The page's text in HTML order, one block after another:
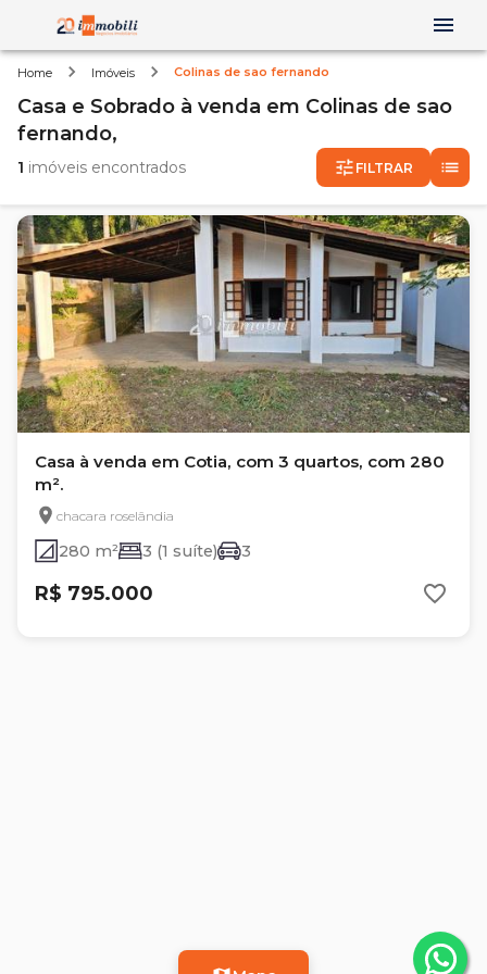
Home Imóveis Colinas de sao fernando
Casa e Sobrado à venda em Colinas de sao
fernando,
1 imóveis encontrados FILTRAR
Casa à venda em Cotia, com 3 quartos, com 280
m².
chacara roselândia
280 m² 3 (1 suíte) 3
R$ 795.000